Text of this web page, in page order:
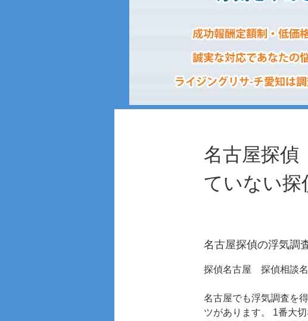
名古屋探
ていない探
名古屋探偵の浮気調
探偵名古屋 探偵相談
名古屋でも浮気調査を
ツがあります。 1番大